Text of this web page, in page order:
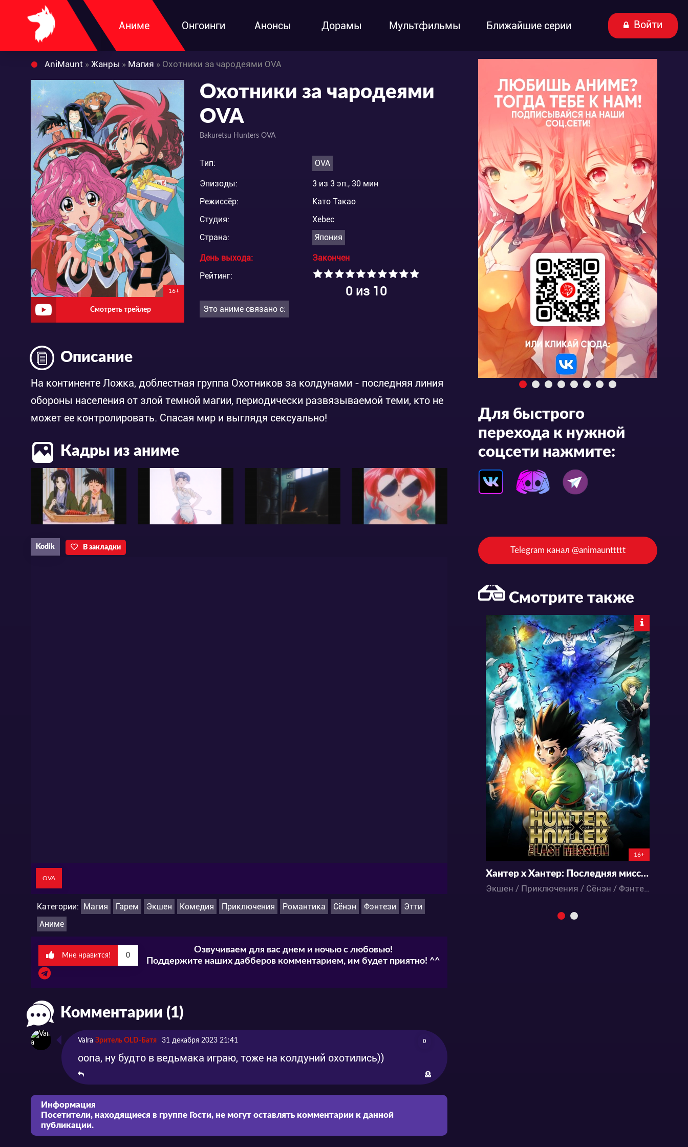
Аниме Онгоинги Анонсы Дорамы Мультфильмы Ближайшие серии Войти
AniMaunt » Жанры » Магия » Охотники за чародеями OVA
16+
Смотреть трейлер
Охотники за чародеями
OVA
Bakuretsu Hunters OVA
Тип: OVA
Эпизоды:
3 из 3 эп., 30 мин
Режиссёр:
Като Такао
Студия:
Xebec
Страна:
Япония
День выхода:
Закончен
Рейтинг:
0из 10
Это аниме связано с:
Описание
На континенте Ложка, доблестная группа Охотников за колдунами - последняя линия
обороны населения от злой темной магии, периодически развязываемой теми, кто не
может ее контролировать. Спасая мир и выглядя сексуально!
Кадры из аниме
Kodik В закладки
OVA
Категории: Магия Гарем Экшен Комедия Приключения Романтика Сёнэн Фэнтези
Этти
Аниме
Мне нравится! 0
Озвучиваем для вас днем и ночью с любовью!
Поддержите наших дабберов комментарием, им будет приятно! ^^
Комментарии (1)
Valra Зритель OLD-Батя 31 декабря 2023 21:41 0
оопа, ну будто в ведьмака играю, тоже на колдуний охотились))
Информация
Посетители, находящиеся в группе Гости, не могут оставлять комментарии к данной
публикации.
Для быстрого
перехода к нужной
соцсети нажмите:
Telegram канал @animaunttttt
Смотрите также
16+
Хантер х Хантер: Последняя миссия
Экшен / Приключения / Сёнэн / Фэнтези / Аниме